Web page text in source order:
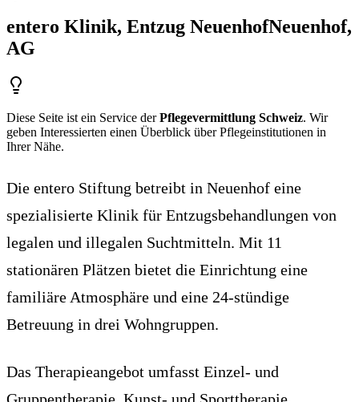
entero Klinik, Entzug NeuenhofNeuenhof,
AG
Diese Seite ist ein Service derPflegevermittlung Schweiz. Wir
geben Interessierten einen Überblick über Pflegeinstitutionen in
Ihrer Nähe.
Die entero Stiftung betreibt in Neuenhof eine
spezialisierte Klinik für Entzugsbehandlungen von
legalen und illegalen Suchtmitteln. Mit 11
stationären Plätzen bietet die Einrichtung eine
familiäre Atmosphäre und eine 24-stündige
Betreuung in drei Wohngruppen.
Das Therapieangebot umfasst Einzel- und